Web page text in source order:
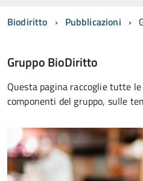
Biodiritto Pubblicazioni
Gruppo BioDiritto
Questa pagina raccoglie tutte
componenti del gruppo, sulle